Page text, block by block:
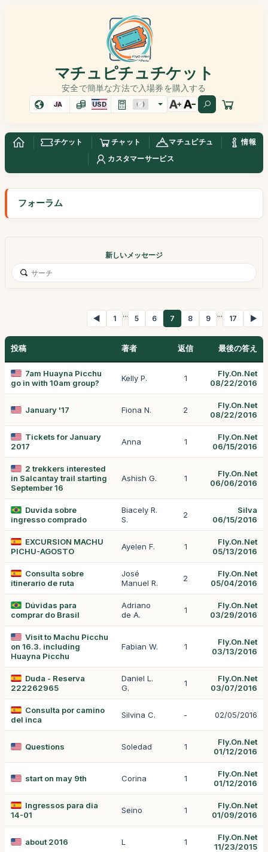
マチュピチュチケット
安全で簡単な方法で入場券を購入する
JA USD
チケット チャット マチュピチュ
情報
カスタマーサービス
フォーラム
新しいメッセージ
◀ 1 ... 5 6 7 8 9 ... 17 ▶
投稿 著者 返信 最後の答え
7am Huayna Picchu
go in with 10am group?
Kelly P. 1
Fly.On.Net
08/22/2016
January '17 Fiona N. 2
Fly.On.Net
08/22/2016
Tickets for January
2017
Anna 1
Fly.On.Net
06/15/2016
2 trekkers interested
in Salcantay trail starting
September 16
Ashish G. 1
Fly.On.Net
06/06/2016
Duvida sobre
ingresso comprado
Biacely R.
S.
2
Silva
06/15/2016
EXCURSION MACHU
PICHU-AGOSTO
Ayelen F. 1
Fly.On.Net
05/13/2016
Consulta sobre
itinerario de ruta
José
Manuel R.
2
Fly.On.Net
05/04/2016
Dúvidas para
comprar do Brasil
Adriano
de A.
1
Fly.On.Net
03/29/2016
Visit to Machu Picchu
on 16.3. including
Huayna Picchu
Fabian W. 1
Fly.On.Net
03/13/2016
Duda - Reserva
222262965
Daniel L.
G.
1
Fly.On.Net
03/07/2016
Consulta por camino
del inca
Silvina C. - 02/05/2016
Questions Soledad 1
Fly.On.Net
01/12/2016
start on may 9th Corina 1
Fly.On.Net
01/12/2016
Ingressos para dia
14-01
Seino 1
Fly.On.Net
01/09/2016
about 2016 L 1
Fly.On.Net
11/23/2015